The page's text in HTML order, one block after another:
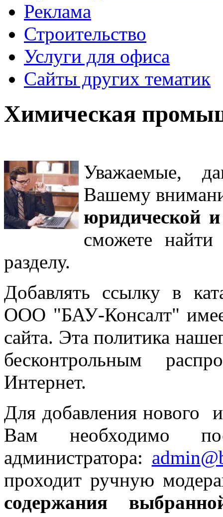
Реклама
Строительство
Услуги для офиса
Сайты других тематик
Химическая
Уважаемые,
Вашему
юридической
сможете
разделу.
Добавлять ссылку в
ООО "БАУ-Консалт"
сайта. Эта политика
бесконтрольным
Интернет.
Для добавления нового
Вам необходимо
администратора: admin
проходит ручную
содержания